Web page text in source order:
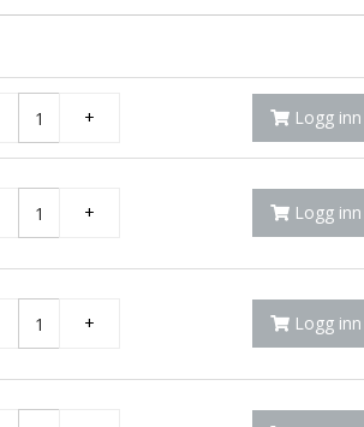
+ Logg inn
+ Logg inn
+ Logg inn